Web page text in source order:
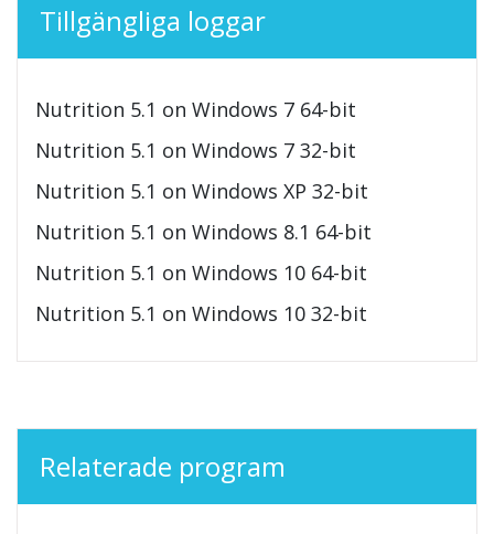
Tillgängliga loggar
Nutrition 5.1 on Windows 7 64-bit
Nutrition 5.1 on Windows 7 32-bit
Nutrition 5.1 on Windows XP 32-bit
Nutrition 5.1 on Windows 8.1 64-bit
Nutrition 5.1 on Windows 10 64-bit
Nutrition 5.1 on Windows 10 32-bit
Relaterade program